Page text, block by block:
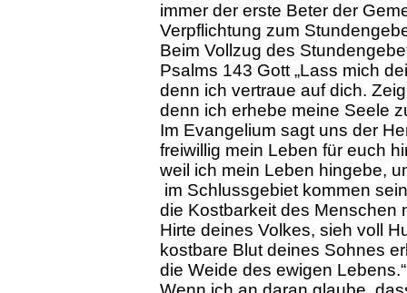
immer der erste Beter der
Verpflichtung zum
Beim Vollzug des
Psalms 143 Gott „Lass mich
denn ich vertraue auf dich.
denn ich erhebe meine Seele
Im Evangelium sagt uns der
freiwillig mein Leben für euch
weil ich mein Leben hingebe,
im Schlussgebiet kommen
die Kostbarkeit des Menschen
Hirte deines Volkes, sieh voll
kostbare Blut deines Sohnes
die Weide des ewigen Lebens.“